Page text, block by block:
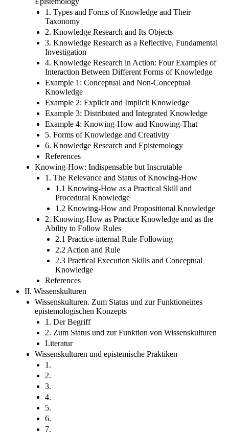
1. Types and Forms of Knowledge and Their
Taxonomy
2. Knowledge Research and Its Objects
3. Knowledge Research as a Reflective, Fundamental
Investigation
4. Knowledge Research in Action: Four Examples of
Interaction Between Different Forms of Knowledge
Example 1: Conceptual and Non-Conceptual
Knowledge
Example 2: Explicit and Implicit Knowledge
Example 3: Distributed and Integrated Knowledge
Example 4: Knowing-How and Knowing-That
5. Forms of Knowledge and Creativity
6. Knowledge Research and Epistemology
References
Knowing-How: Indispensable but Inscrutable
1. The Relevance and Status of Knowing-How
1.1 Knowing-How as a Practical Skill and
Procedural Knowledge
1.2 Knowing-How and Propositional Knowledge
2. Knowing-How as Practice Knowledge and as the
Ability to Follow Rules
2.1 Practice-internal Rule-Following
2.2 Action and Rule
2.3 Practical Execution Skills and Conceptual
Knowledge
References
II. Wissenskulturen
Wissenskulturen. Zum Status und zur Funktioneines
epistemologischen Konzepts
1. Der Begriff
2. Zum Status und zur Funktion von Wissenskulturen
Literatur
Wissenskulturen und epistemische Praktiken
1.
2.
3.
4.
5.
6.
7.